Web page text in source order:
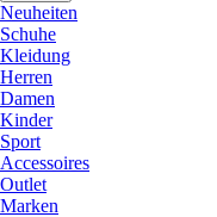
Neuheiten
Schuhe
Kleidung
Herren
Damen
Kinder
Sport
Accessoires
Outlet
Marken